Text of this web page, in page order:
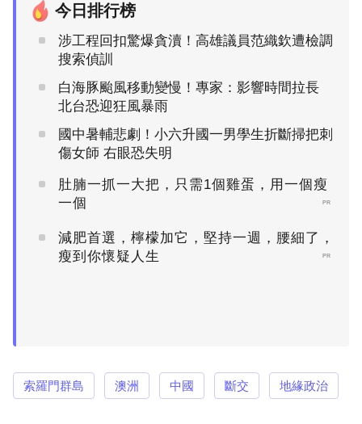
今日排行榜
涉工程回扣驚爆貪瀆！高雄議員范織欽遭檢調
搜索偵訓
白海豚颱風移動變慢！專家：影響時間拉長
北台恐迎狂風暴雨
國中暑輔悲劇！小六升國一男學生折斷掃把刺
傷女師 右眼恐失明
肚腩一抓一大把，只需1個雞蛋，用一個瘦
一個
PR
減肥首選，檸檬加它，堅持一週，腰細了，
瘦到你懷疑人生
PR
索羅門群島 澳洲 中國 斷交 地緣政治